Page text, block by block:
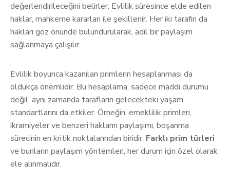
değerlendirileceğini belirler. Evlilik süresince elde edilen
haklar, mahkeme kararları ile şekillenir. Her iki tarafın da
hakları göz önünde bulundurularak, adil bir paylaşım
sağlanmaya çalışılır.
Evlilik boyunca kazanılan primlerin hesaplanması da
oldukça önemlidir. Bu hesaplama, sadece maddi durumu
değil, aynı zamanda tarafların gelecekteki yaşam
standartlarını da etkiler. Örneğin, emeklilik primleri,
ikramiyeler ve benzeri hakların paylaşımı, boşanma
sürecinin en kritik noktalarından biridir. Farklı prim türleri
ve bunların paylaşım yöntemleri, her durum için özel olarak
ele alınmalıdır.